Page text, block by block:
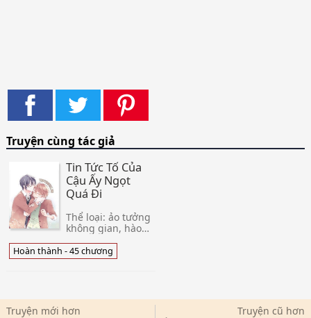
Truyện cùng tác giả
Tin Tức Tố Của
Cậu Ấy Ngọt
Quá Đi
Thể loại: ảo tưởng
không gian, hào
văn. Editor: Mưa
Nắng Tình trạng
Hoàn thành - 45 chương
Truyện mới hơn
Truyện cũ hơn